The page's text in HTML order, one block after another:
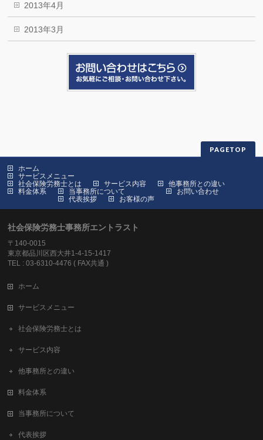
2013年4月
2013年3月
PAGETOP
ホーム
サービスメニュー
社会保険労務士とは
サービス内容
他事務所との違い
料金体系
当事務所について
代表挨拶
お客様の声
お問い合わせ
社会保険労務士事務所エントラスト
〒140-0015
東京都品川区西大井1-4-15-1417
TEL : 03-6310-4476 ( FAX共通 )
ホーム
サービスメニュー
社会保険労務士とは
サービス内容
他事務所との違い
料金体系
当事務所について
代表挨拶